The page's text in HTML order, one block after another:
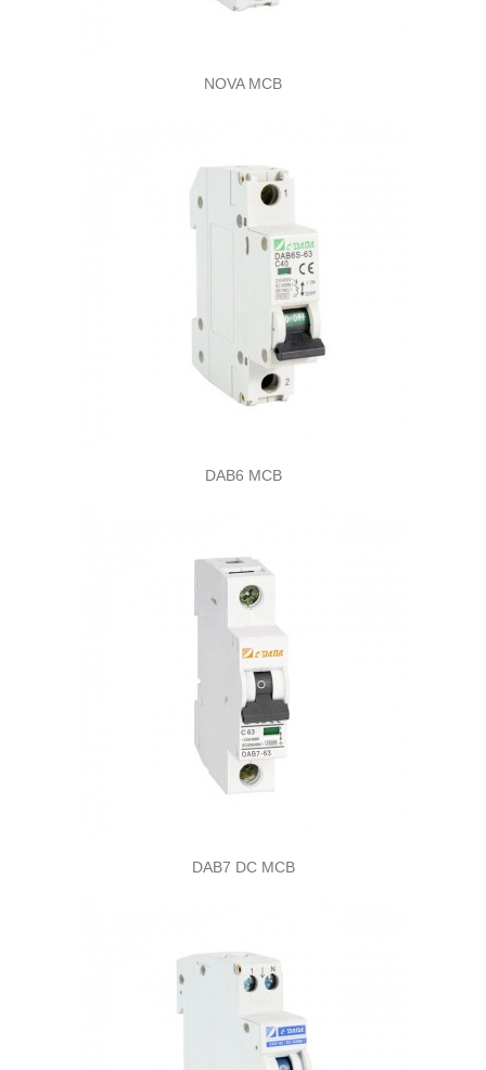
NOVA MCB
DAB6 MCB
DAB7 DC MCB